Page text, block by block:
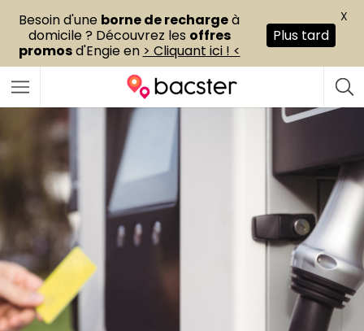
Besoin d'une borne de rechargeà
domicile ? Découvrez les offres
promosd'Engie en > Cliquant ici ! <
Plus tard
X